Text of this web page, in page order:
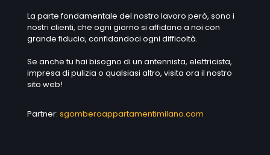
La parte fondamentale del nostro lavoro però, sono i
nostri clienti, che ogni giorno si affidano a noi con
grande fiducia, confidandoci ogni difficoltà.
Se anche tu hai bisogno di un antennista, elettricista,
impresa di pulizia o qualsiasi altro, visita ora il nostro
sito web!
Partner: sgomberoappartamentimilano.com